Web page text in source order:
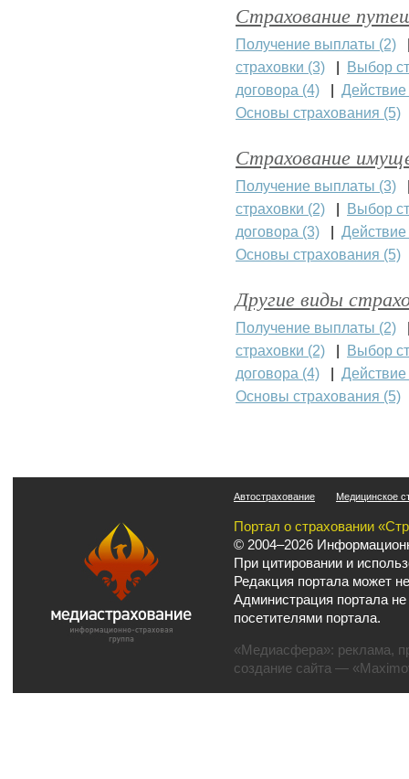
Страхование
Получение выплаты (2)
страховки (3)
Выбор
договора (4)
Действие
Основы страхования (5)
Страхование
Получение выплаты (3)
страховки (2)
Выбор
договора (3)
Действие
Основы страхования (5)
Другие виды
Получение выплаты (2)
страховки (2)
Выбор
договора (4)
Действие
Основы страхования (5)
Автострахование Медицинское
Портал о страховании
© 2004–2026
При цитировании и
Редакция портала может
Администрация портала
посетителями портала.
«Медиасфера»: реклама,
создание сайта —